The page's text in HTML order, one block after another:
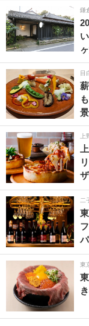
鎌
目
上
二
東